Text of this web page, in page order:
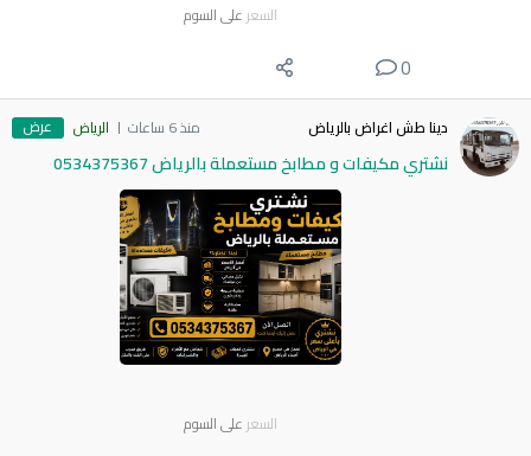
السعر على السوم
0
دينا طش اغراض بالرياض منذ 6 ساعات الرياض عرض
نشتري مكيفات و مطابخ مستعملة بالرياض 0534375367
السعر على السوم